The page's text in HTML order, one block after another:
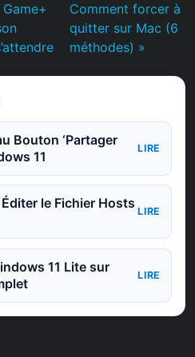
Comment forcer à
quitter sur Mac (6
méthodes) »
Bouton ‘Partager
11
LIRE
le Fichier Hosts
LIRE
11 Lite sur
LIRE